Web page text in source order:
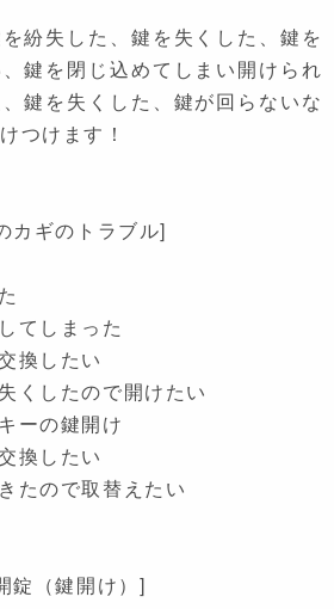
紛失した、鍵を失くした、鍵を
鍵を閉じ込めてしまい開けられ
鍵を失くした、鍵が回らないな
つけます！
カギのトラブル]
てしまった
換したい
くしたので開けたい
ーの鍵開け
換したい
たので取替えたい
錠（鍵開け）]